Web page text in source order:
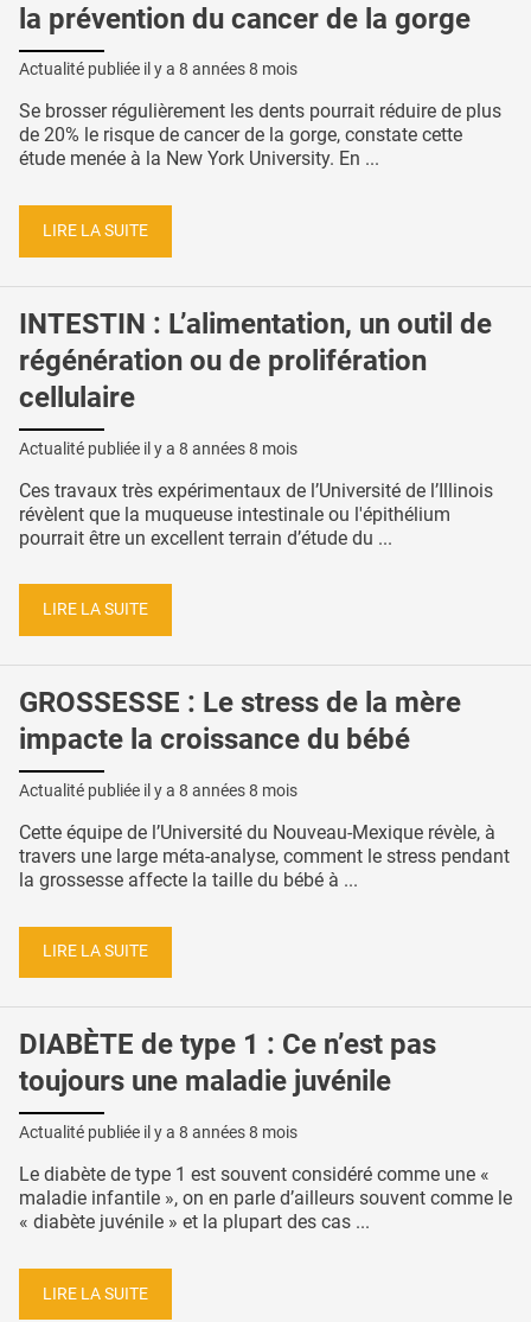
la prévention du cancer de la gorge
Actualité publiée il y a 8 années 8 mois
Se brosser régulièrement les dents pourrait réduire de plus
de 20% le risque de cancer de la gorge, constate cette
étude menée à la New York University. En ...
LIRE LA SUITE
INTESTIN : L’alimentation, un outil de
régénération ou de prolifération
cellulaire
Actualité publiée il y a 8 années 8 mois
Ces travaux très expérimentaux de l’Université de l’Illinois
révèlent que la muqueuse intestinale ou l'épithélium
pourrait être un excellent terrain d’étude du ...
LIRE LA SUITE
GROSSESSE : Le stress de la mère
impacte la croissance du bébé
Actualité publiée il y a 8 années 8 mois
Cette équipe de l’Université du Nouveau-Mexique révèle, à
travers une large méta-analyse, comment le stress pendant
la grossesse affecte la taille du bébé à ...
LIRE LA SUITE
DIABÈTE de type 1 : Ce n’est pas
toujours une maladie juvénile
Actualité publiée il y a 8 années 8 mois
Le diabète de type 1 est souvent considéré comme une «
maladie infantile », on en parle d’ailleurs souvent comme le
« diabète juvénile » et la plupart des cas ...
LIRE LA SUITE